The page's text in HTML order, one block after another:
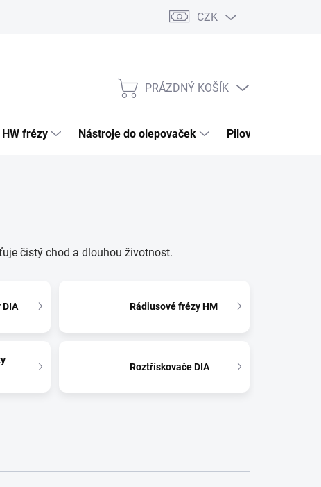
CZK
NÁKUPNÍ
PRÁZDNÝ KOŠÍK
frézy Nástroje do olepovaček Pilové kotouče
čistý chod a dlouhou životnost.
Rádiusové frézy HM
Roztřískovače DIA